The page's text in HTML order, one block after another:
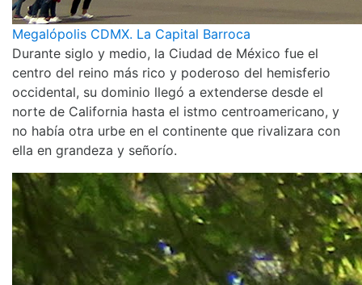
Megalópolis CDMX. La Capital Barroca
Durante siglo y medio, la Ciudad de México fue el
centro del reino más rico y poderoso del hemisferio
occidental, su dominio llegó a extenderse desde el
norte de California hasta el istmo centroamericano, y
no había otra urbe en el continente que rivalizara con
ella en grandeza y señorío.